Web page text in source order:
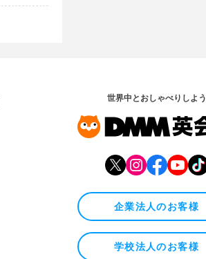
世界中とおしゃべりしよう
企業法人のお客様
学校法人のお客様